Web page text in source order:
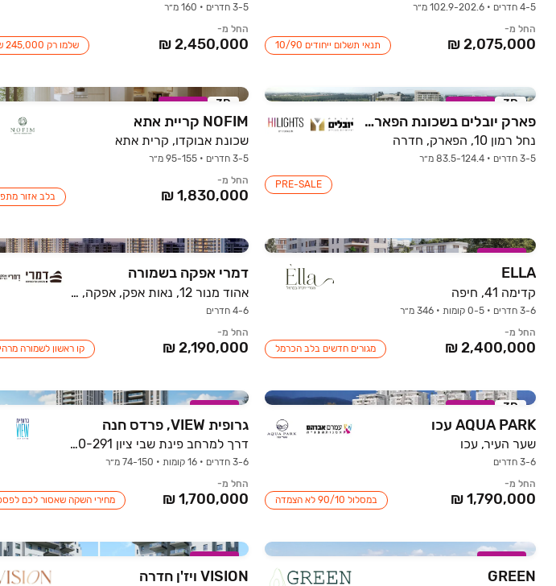
4-5 חדרים • 102.9-202.6 מ״ר
החל מ-
תנאי תשלום ייחודים 10/90
3-5 חדרים • 160 מ״ר
החל מ-
שלמו רק 245,000 ש"ח
3D במבצע
פארק יובלים בשכונת הפארק חדרה
נחל רמון 10, הפארק, חדרה
3-5 חדרים • 83.5-124.4 מ״ר
PRE-SALE
3D במבצע
NOFIM קריית אתא
שכונת אבוקדו, קרית אתא
3-5 חדרים • 95-155 מ״ר
החל מ-
בלב אזור
במבצע
ELLA
קדימה 41, חיפה
3-6 חדרים • 0-5 קומות • 346 מ״ר
החל מ-
מגורים חדשים בלב הכרמל
דמרי אפקה בשמורה
אהוד מנור 12, נאות אפק, אפקה, קרית ביאליק
4-6 חדרים
החל מ-
קו ראשון לשמורה
3D במבצע
AQUA PARK עכו
שער העיר, עכו
3-6 חדרים
החל מ-
במסלול ‏10/‏90 לא הצמדה
במבצע
גרופית VIEW, פרדס חנה
דרך למרחב פינת שבי ציון 290-291, פרדס חנה
3-6 חדרים • 16 קומות • 74-150 מ״ר
החל מ-
מחירי השקה שאסור לכם
במבצע
GREEN
במבצע
VISION ויז'ן חדרה